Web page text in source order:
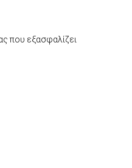
που εξασφαλίζει